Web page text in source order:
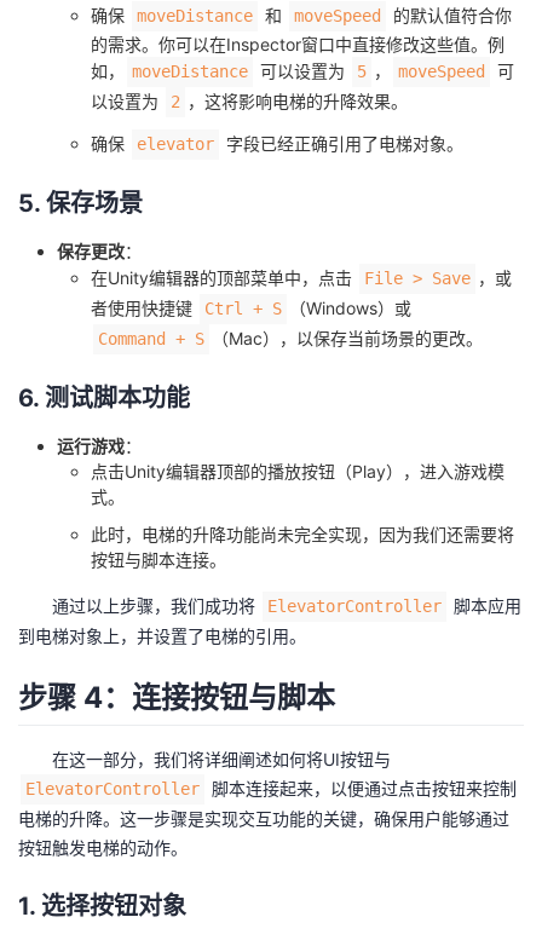
确保
moveDistance 和 moveSpeed
的默认值符合你
的需求。你可以在Inspector窗口中直接修改这些值。例
如，
moveDistance 可以设置为 5 ， moveSpeed
可
以设置为
2 ，这将影响电梯的升降效果。
确保 elevator 字段已经正确引用了电梯对象。
5. 保存场景
保存更改：
在Unity编辑器的顶部菜单中，点击
File > Save ，或
者使用快捷键
Ctrl + S （Windows）或
Command + S （Mac），以保存当前场景的更改。
6. 测试脚本功能
运行游戏：
点击Unity编辑器顶部的播放按钮（Play），进入游戏模
式。
此时，电梯的升降功能尚未完全实现，因为我们还需要将
按钮与脚本连接。
通过以上步骤，我们成功将 ElevatorController
脚本应用
到电梯对象上，并设置了电梯的引用。
步骤 4：连接按钮与脚本
在这一部分，我们将详细阐述如何将UI按钮与
ElevatorController
脚本连接起来，以便通过点击按钮来控制
电梯的升降。这一步骤是实现交互功能的关键，确保用户能够通过
按钮触发电梯的动作。
1. 选择按钮对象